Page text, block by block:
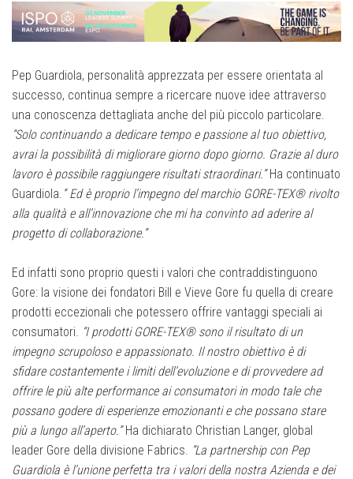
Pep Guardiola, personalità apprezzata per essere orientata al
successo, continua sempre a ricercare nuove idee attraverso
una conoscenza dettagliata anche del più piccolo particolare.
“Solo continuando a dedicare tempo e passione al tuo obiettivo,
avrai la possibilità di migliorare giorno dopo giorno. Grazie al duro
lavoro è possibile raggiungere risultati straordinari.”Ha continuato
Guardiola. ” Ed è proprio l’impegno del marchio GORE-TEX® rivolto
alla qualità e all’innovazione che mi ha convinto ad aderire al
progetto di collaborazione.”
Ed infatti sono proprio questi i valori che contraddistinguono
Gore: la visione dei fondatori Bill e Vieve Gore fu quella di creare
prodotti eccezionali che potessero offrire vantaggi speciali ai
consumatori. “I prodotti GORE-TEX® sono il risultato di un
impegno scrupoloso e appassionato. Il nostro obiettivo è di
sfidare costantemente i limiti dell’evoluzione e di provvedere ad
offrire le più alte performance ai consumatori in modo tale che
possano godere di esperienze emozionanti e che possano stare
più a lungo all’aperto.”Ha dichiarato Christian Langer, global
leader Gore della divisione Fabrics. “La partnership con Pep
Guardiola è l’unione perfetta tra i valori della nostra Azienda e dei